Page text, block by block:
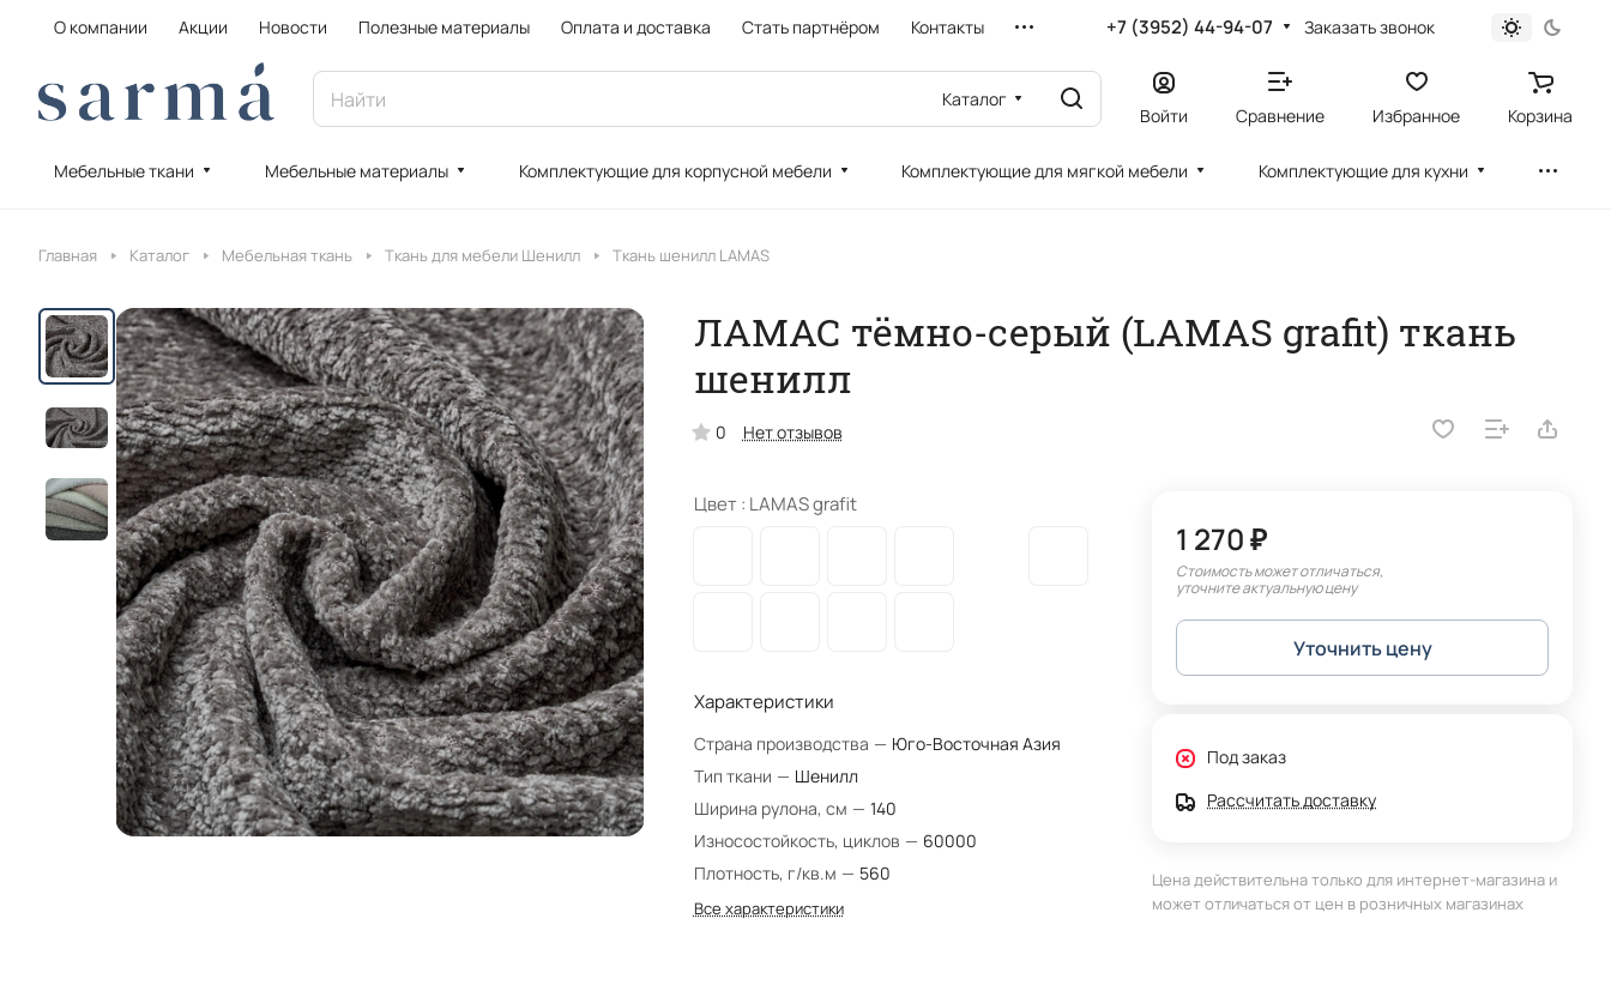
О компании Акции Новости Полезные материалы Оплата и доставка Стать партнёром Контакты +7 (3952) 44-94-07 Заказать звонок
Каталог
Войти Сравнение Избранное Корзина
Мебельные ткани Мебельные материалы Комплектующие для корпусной мебели Комплектующие для мягкой мебели Комплектующие для кухни
Главная Каталог Мебельная ткань Ткань для мебели Шенилл Ткань шенилл LAMAS
ЛАМАС тёмно-серый (LAMAS grafit) ткань
шенилл
0 Нет отзывов
Цвет : LAMAS grafit
Характеристики
Страна производства — Юго-Восточная Азия
Тип ткани — Шенилл
Ширина рулона, см — 140
Износостойкость, циклов — 60000
Плотность, г/кв.м — 560
Все характеристики
1 270 ₽
Стоимость может отличаться,
уточните актуальную цену
Уточнить цену
Под заказ
Рассчитать доставку
Цена действительна только для интернет-магазина и
может отличаться от цен в розничных магазинах